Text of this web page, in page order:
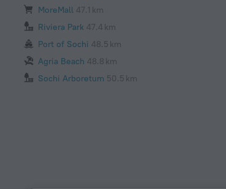
MoreMall 47.1 km
Riviera Park 47.4 km
Port of Sochi 48.5 km
Agria Beach 48.8 km
Sochi Arboretum 50.5 km
Nautilus, Grenada Beach および Lazurnyi Beach.